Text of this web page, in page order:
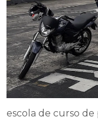
escola de curso